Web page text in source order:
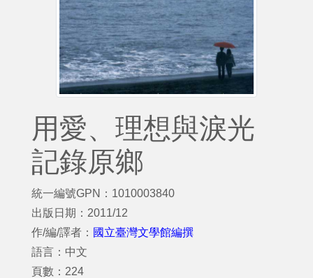
用愛、理想與淚光
記錄原鄉
統一編號GPN：1010003840
出版日期：2011/12
作/編/譯者： 國立臺灣文學館編撰
語言：中文
頁數：224